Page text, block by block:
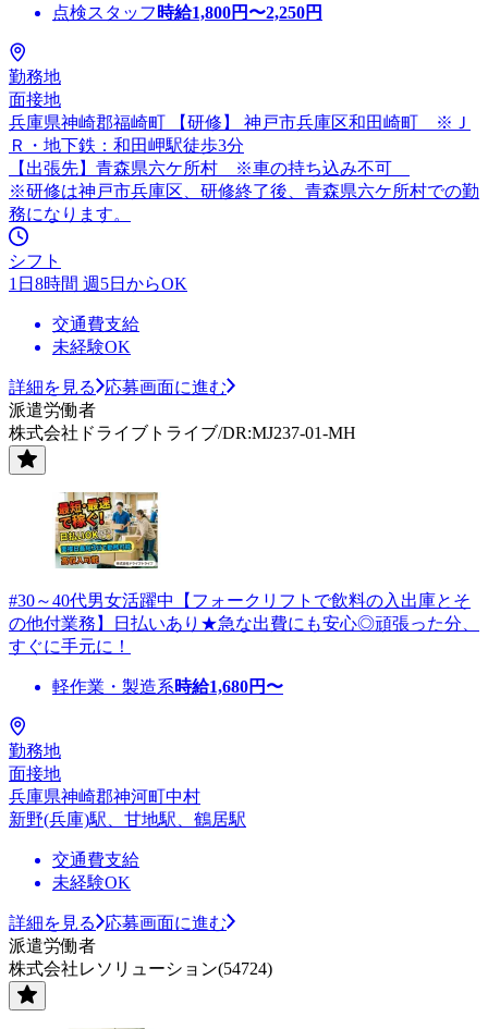
点検スタッフ 時給1,800円〜2,250円
勤務地
面接地
兵庫県神崎郡福崎町 【研修】 神戸市兵庫区和田崎町 ※Ｊ
Ｒ・地下鉄：和田岬駅徒歩3分
【出張先】青森県六ケ所村 ※車の持ち込み不可
※研修は神戸市兵庫区、研修終了後、青森県六ケ所村での勤
務になります。
シフト
1日8時間 週5日からOK
交通費支給
未経験OK
詳細を見る
応募画面に進む
派遣労働者
株式会社ドライブトライブ/DR:MJ237-01-MH
#30～40代男女活躍中【フォークリフトで飲料の入出庫とそ
の他付業務】日払いあり★急な出費にも安心◎頑張った分、
すぐに手元に！
軽作業・製造系時給1,680円〜
勤務地
面接地
兵庫県神崎郡神河町中村
新野(兵庫)駅、甘地駅、鶴居駅
交通費支給
未経験OK
詳細を見る
応募画面に進む
派遣労働者
株式会社レソリューション(54724)